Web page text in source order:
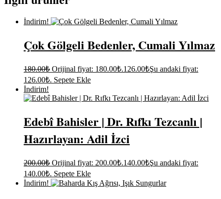
İndirim!
Çok Gölgeli Bedenler, Cumali Yılmaz
180.00₺ Orijinal fiyat: 180.00₺.126.00₺Şu andaki fiyat:
126.00₺. Sepete Ekle
İndirim!
Edebî Bahisler | Dr. Rıfkı Tezcanlı |
Hazırlayan: Adil İzci
200.00₺ Orijinal fiyat: 200.00₺.140.00₺Şu andaki fiyat:
140.00₺. Sepete Ekle
İndirim!